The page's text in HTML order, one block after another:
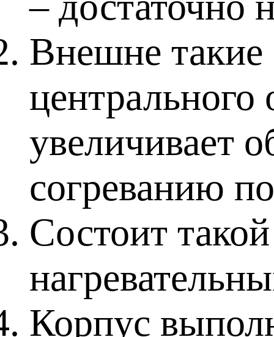
Внешне такие
центрального
увеличивает
согреванию
Состоит
Корпус